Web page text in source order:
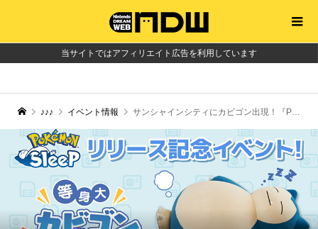
当サイトではアフィリエイト広告を利用しています
♪♪♪ イベント情報 サンシャインシティにカビゴン出現！『Pokémon Sleep』の配信記念イベント開催